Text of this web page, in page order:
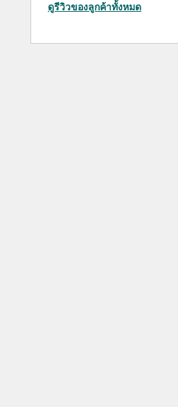
ดูรีวิวของลูกค้าทั้งหมด